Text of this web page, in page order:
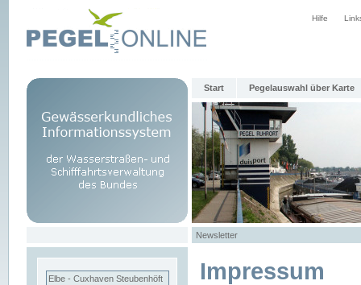
Hilfe
Start Pegelauswahl über Karte
Newsletter
Elbe - Cuxhaven Steubenhöft Impressum